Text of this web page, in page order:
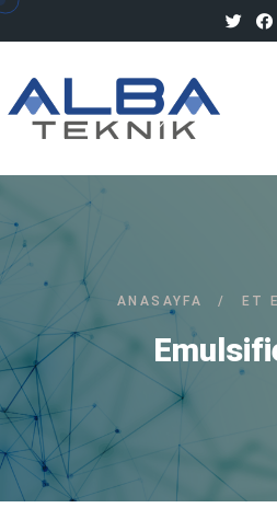
ANASAYFA / ET